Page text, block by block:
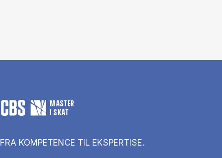
MASTER
I SKAT
FRA KOMPETENCE TIL EKSPERTISE.